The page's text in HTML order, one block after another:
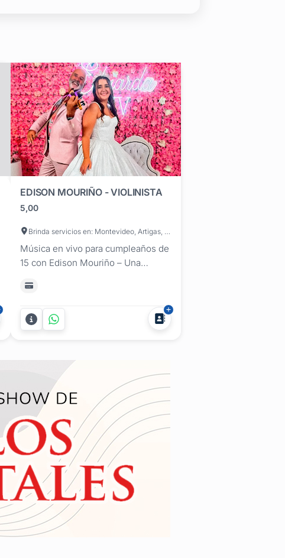
EDISON MOURIÑO - VIOLINISTA
5,00
Brinda servicios en: Montevideo, Artigas, Canelones, Cerro Largo, Colonia, Durazno, Flores, Florida, Lavalleja, Maldonado, Paysandú, Río Negro, Rivera, Rocha, Salto, San José, Soriano, Tacuarembó, Treinta y Tres
Música en vivo para cumpleaños de
15 con Edison Mouriño – Una
deslumbra. Un cumpleaños de 15 no
se repite… y por eso, merece
música que lo haga inolvidable.
Edison Mouriño transforma tu fiesta
y moderno, con una puesta musical